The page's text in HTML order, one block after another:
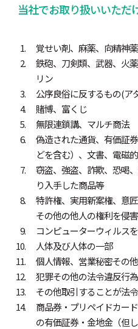
当社でお取り扱いいただ
覚せい剤、麻薬、向精神
鉄砲、刀剣類、武器、火
リン
公序良俗に反するもの(ア
賭博、富くじ
無限連鎖講、マルチ商法
偽造された通貨、有価証
どを含む）、文書、電磁
窃盗、強盗、詐欺、恐喝
り入手した商品等
特許権、実用新案権、意
その他の他人の権利を侵
コンピューターウィルス
人体及び人体の一部
個人情報、営業秘密その
犯罪その他の法令違反行為
その他取引することが法
商品券・プリペイドカー
の有価証券・金地金（但